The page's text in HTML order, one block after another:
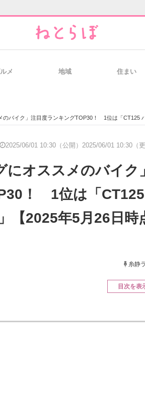
メ 地域 住まい
ンキングTOP30！ 1位は「CT125 ハンターカブ/ホンダ」【2025年5月26日時点／ウェビック
2025/06/01 10:30（公開） 2025/06/01 10:30（更
にオススメのバイク」
！ 1位は「CT125
【2025年5月26日時
糸静
目次を表